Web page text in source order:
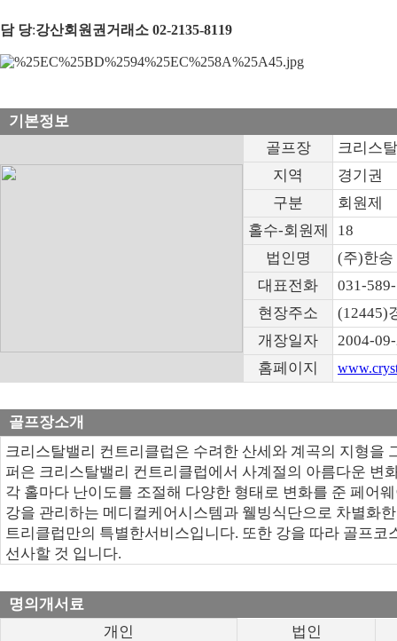
담 당:강산회원권거래소 02-2135-8119
기본정보
골프장
크리스
지역
경기권
구분
회원제
홀수-회원제
18
법인명
(주)한송
대표전화
031-
현장주소
(12445)
개장일자
2004-
홈페이지
골프장소개
크리스탈밸리 컨트리클럽은 수려한 산세와 계곡의 지형을
퍼은 크리스탈밸리 컨트리클럽에서 사계절의 아름다운 변
각 홀마다 난이도를 조절해 다양한 형태로 변화를 준 페어
강을 관리하는 메디컬케어시스템과 웰빙식단으로 차별화
트리클럽만의 특별한서비스입니다. 또한 강을 따라 골프
선사할 것 입니다.
명의개서료
개인
법인